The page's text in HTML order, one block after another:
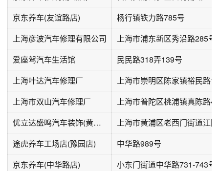
京东养车(友谊路店)
杨行镇铁力路785号
上海彦波汽车修理有限公司
上海市浦东新区秀沿路285号
爱座驾汽车生活馆
民民路318弄139号
上海叶达汽车修理厂
上海市崇明区陈家镇裕民路
上海市双山汽车修理厂
上海市普陀区桃浦镇真陈路
优立达盛鸣汽车装饰(黄浦区店)
上海市黄浦区老西门街道江
途虎养车工场店(豫园店)
中华路989号
京东养车(中华路店)
小东门街道中华路731-743号